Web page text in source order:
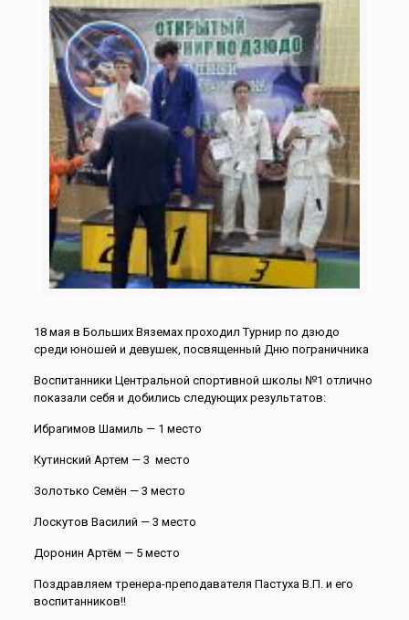
18 мая в Больших Вяземах проходил Турнир по дзюдо
среди юношей и девушек, посвященный Дню пограничника
Воспитанники Центральной спортивной школы №1 отлично
показали себя и добились следующих результатов:
Ибрагимов Шамиль — 1 место
Кутинский Артем — 3 место
Золотько Семён — 3 место
Лоскутов Василий — 3 место
Доронин Артём — 5 место
Поздравляем тренера-преподавателя Пастуха В.П. и его
воспитанников!!